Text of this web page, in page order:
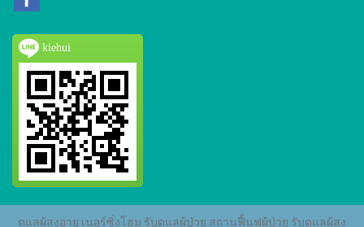
kiehui
ดูแลผู้สูงอายุ เนอร์ซิ่งโฮม รับดูแลผู้ป่วย สถานฟื้นฟูผู้ป่วย รับดูแลผู้สูง